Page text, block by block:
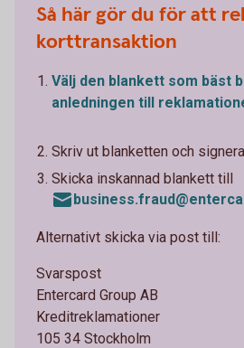
Så här gör du för att
korttransaktion
Välj den blankett som bäst
anledningen till
Skriv ut blanketten och signera
Skicka inskannad blankett till
Alternativt skicka via post till:
Svarspost
Entercard Group AB
Kreditreklamationer
105 34 Stockholm